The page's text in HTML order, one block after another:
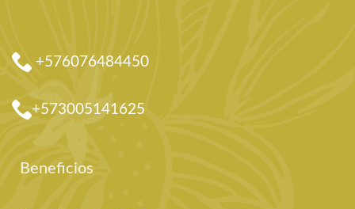
+576076484450
+573005141625
Beneficios